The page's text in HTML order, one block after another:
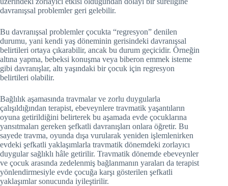
davranışsal problemler geri gelebilir.
Bu davranışsal problemler çocukta “regresyon” denilen
durumu, yani kendi yaş döneminin gerisindeki davranışsal
belirtileri ortaya çıkarabilir, ancak bu durum geçicidir. Örneğin
altına yapma, bebeksi konuşma veya biberon emmek isteme
gibi davranışlar, altı yaşındaki bir çocuk için regresyon
belirtileri olabilir.
Bağlılık aşamasında travmalar ve zorlu duygularla
çalışıldığından terapist, ebeveynlere travmatik yaşantıların
oyuna getirildiğini belirterek bu aşamada evde çocuklarına
yansıtmaları gereken şefkatli davranışları onlara öğretir. Bu
sayede travma, oyunda dışa vurularak yeniden işlemlenirken
evdeki şefkatli yaklaşımlarla travmatik dönemdeki zorlayıcı
duygular sağlıklı hâle getirilir. Travmatik dönemde ebeveynler
ve çocuk arasında zedelenmiş bağlanmanın yaraları da terapist
yönlendirmesiyle evde çocuğa karşı gösterilen şefkatli
yaklaşımlar sonucunda iyileştirilir.